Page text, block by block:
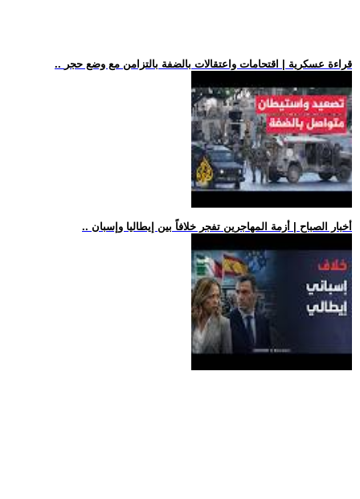
.. قراءة عسكرية | اقتحامات واعتقالات بالضفة بالتزامن مع وضع حجر
.. أخبار الصباح | أزمة المهاجرين تفجر خلافاً بين إيطاليا وإسبان